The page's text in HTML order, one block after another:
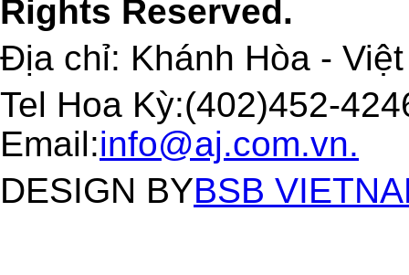
Rights Reserved.
Địa chỉ: Khánh Hòa -
Tel Hoa Kỳ:(402)452-
Email:info@aj.com.vn.
DESIGN BYBSB